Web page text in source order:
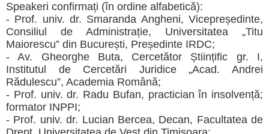
Speakeri confirmați (în ordine alfabetică):
- Prof. univ. dr. Smaranda Angheni, Vicepreședinte,
Consiliul de Administrație, Universitatea „Titu
Maiorescu” din București, Președinte IRDC;
- Av. Gheorghe Buta, Cercetător Științific gr. I,
Institutul de Cercetări Juridice „Acad. Andrei
Rădulescu”, Academia Română;
- Prof. univ. dr. Radu Bufan, practician în insolvență;
formator INPPI;
- Prof. univ. dr. Lucian Bercea, Decan, Facultatea de